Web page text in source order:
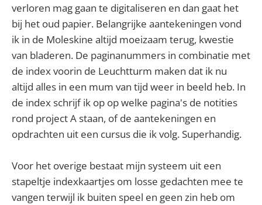
verloren mag gaan te digitaliseren en dan gaat het
bij het oud papier. Belangrijke aantekeningen vond
ik in de Moleskine altijd moeizaam terug, kwestie
van bladeren. De paginanummers in combinatie met
de index voorin de Leuchtturm maken dat ik nu
altijd alles in een mum van tijd weer in beeld heb. In
de index schrijf ik op op welke pagina's de notities
rond project A staan, of de aantekeningen en
opdrachten uit een cursus die ik volg. Superhandig.
Voor het overige bestaat mijn systeem uit een
stapeltje indexkaartjes om losse gedachten mee te
vangen terwijl ik buiten speel en geen zin heb om